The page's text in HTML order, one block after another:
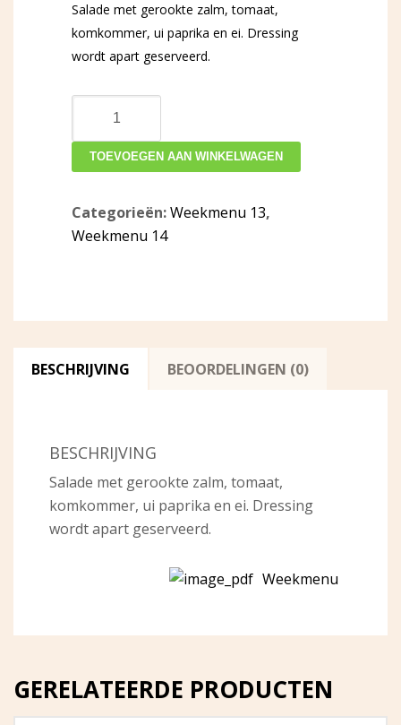
Salade met gerookte zalm, tomaat,
komkommer, ui paprika en ei. Dressing
wordt apart geserveerd.
gerookte
zalm
TOEVOEGEN AAN WINKELWAGEN
Categorieën:Weekmenu 13,
Weekmenu 14
BESCHRIJVING BEOORDELINGEN (0)
BESCHRIJVING
Salade met gerookte zalm, tomaat,
komkommer, ui paprika en ei. Dressing
wordt apart geserveerd.
Weekmenu
GERELATEERDE PRODUCTEN